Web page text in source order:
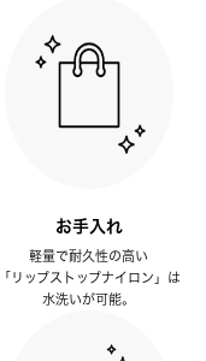
お手入れ
軽量で耐久性の高い
「リップストップナイロン」は
水洗いが可能。